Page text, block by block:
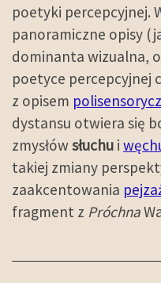
poetyki percepcyjnej.
panoramiczne opisy
dominanta wizualna,
poetyce percepcyjnej
z opisem
dystansu otwiera się
zmysłówsłuchu i
takiej zmiany
zaakcentowania
fragment z Próchna